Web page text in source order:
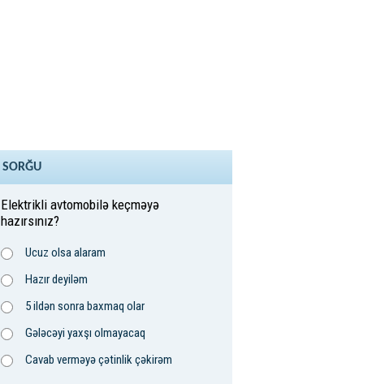
SORĞU
Elektrikli avtomobilə keçməyə
hazırsınız?
Ucuz olsa alaram
Hazır deyiləm
5 ildən sonra baxmaq olar
Gələcəyi yaxşı olmayacaq
Cavab verməyə çətinlik çəkirəm